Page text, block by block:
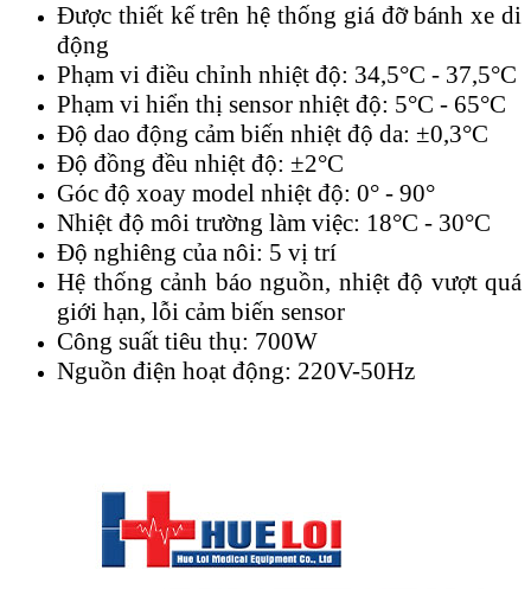
Được thiết kế trên hệ thống giá đỡ bánh xe di
động
Phạm vi điều chỉnh nhiệt độ: 34,5°C - 37,5°C
Phạm vi hiển thị sensor nhiệt độ: 5°C - 65°C
Độ dao động cảm biến nhiệt độ da: ±0,3°C
Độ đồng đều nhiệt độ: ±2°C
Góc độ xoay model nhiệt độ: 0° - 90°
Nhiệt độ môi trường làm việc: 18°C - 30°C
Độ nghiêng của nôi: 5 vị trí
Hệ thống cảnh báo nguồn, nhiệt độ vượt quá
giới hạn, lỗi cảm biến sensor
Công suất tiêu thụ: 700W
Nguồn điện hoạt động: 220V-50Hz